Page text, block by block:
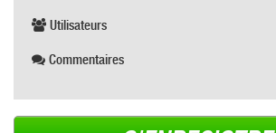
Utilisateurs
Commentaires